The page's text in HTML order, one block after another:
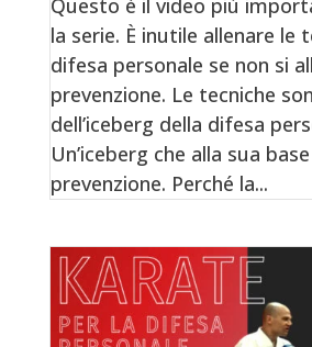
Questo è il video più
la serie. È inutile allenare le
difesa personale se non si
prevenzione. Le tecniche
dell’iceberg della difesa
Un’iceberg che alla sua
prevenzione. Perché la...